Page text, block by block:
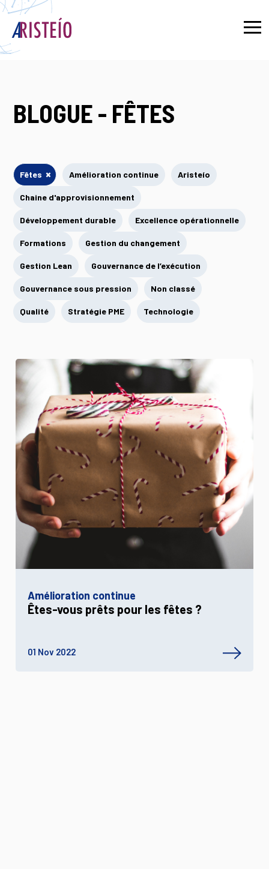
BLOGUE - FÊTES
Fêtes × Amélioration continue Aristeío
Chaine d'approvisionnement
Développement durable Excellence opérationnelle
Formations Gestion du changement
Gestion Lean Gouvernance de l’exécution
Gouvernance sous pression Non classé
Qualité Stratégie PME Technologie
Amélioration continue
Êtes-vous prêts pour les fêtes ?
01 Nov 2022